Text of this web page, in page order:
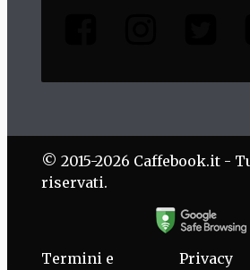
© 2015-2026 Caffebook.it -
riservati.
Termini e
Privacy